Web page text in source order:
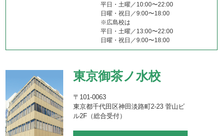
平日・土曜／10:00〜22:00
日曜・祝日／9:00〜18:00
※広島校は
平日・土曜／13:00〜22:00
日曜・祝日／9:00〜18:00
東京御茶ノ水校
〒101-0063
東京都千代田区神田淡路町2-23 菅山ビ
ル2F（総合受付）